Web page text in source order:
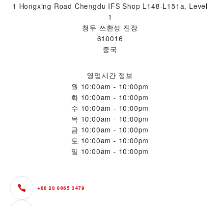
1 Hongxing Road Chengdu IFS Shop L148-L151a, Level
1
청두 쓰촨성 진장
610016
중국
영업시간 정보
월 10:00am - 10:00pm
화 10:00am - 10:00pm
수 10:00am - 10:00pm
목 10:00am - 10:00pm
금 10:00am - 10:00pm
토 10:00am - 10:00pm
일 10:00am - 10:00pm
+86 28 8665 3479